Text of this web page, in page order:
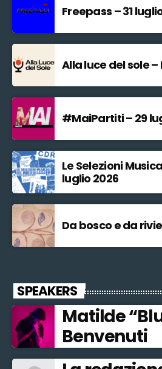
Freepass – 31
Alla luce del sole
#MaiPartiti – 29
Le Selezioni
luglio 2026
Da bosco e da
SPEAKERS
Matilde
Benvenuti